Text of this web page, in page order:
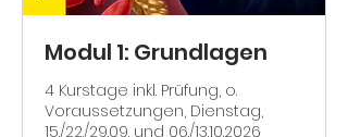
Modul 1: Grundlagen
4 Kurstage inkl. Prüfung, o.
Voraussetzungen, Dienstag,
15./22./29.09. und 06./13.10.2026